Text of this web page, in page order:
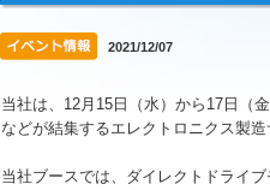
2021/12/07
当社は、12月15日（水）から17日（
などが結集するエレクトロニクス製
当社ブースでは、ダイレクトドライ